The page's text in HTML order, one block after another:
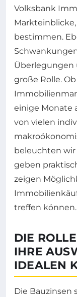
Volksbank
bestimmen.
Überlegungen
große Rolle.
einige Monate
von vielen
beleuchten
geben
zeigen
treffen können.
DIE
IHRE
IDEALEN
Die Bauzinsen